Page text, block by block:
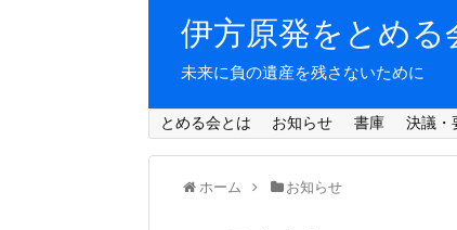
伊方原発をとめる
未来に負の遺産を残さないために
とめる会とは お知らせ 書庫 決議・
ホーム お知らせ